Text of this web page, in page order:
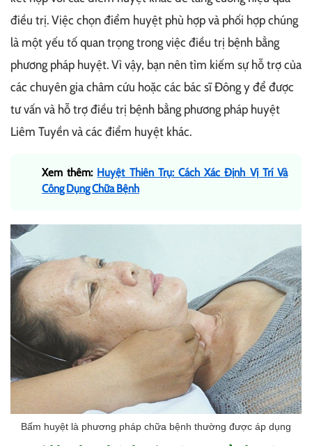
điều trị. Việc chọn điểm huyệt phù hợp và phối hợp chúng
là một yếu tố quan trọng trong việc điều trị bệnh bằng
phương pháp huyệt. Vì vậy, bạn nên tìm kiếm sự hỗ trợ của
các chuyên gia châm cứu hoặc các bác sĩ Đông y để được
tư vấn và hỗ trợ điều trị bệnh bằng phương pháp huyệt
Liêm Tuyền và các điểm huyệt khác.
Xem thêm: Huyệt Thiên Trụ: Cách Xác Định Vị Trí Và
Công Dụng Chữa Bệnh
Bấm huyệt là phương pháp chữa bệnh thường được áp dụng